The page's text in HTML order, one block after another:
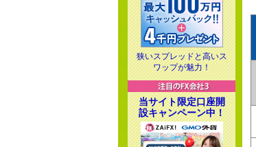
狭いスプレッドと高いス
ワップが魅力！
当サイト限定口座開
設キャンペーン中！